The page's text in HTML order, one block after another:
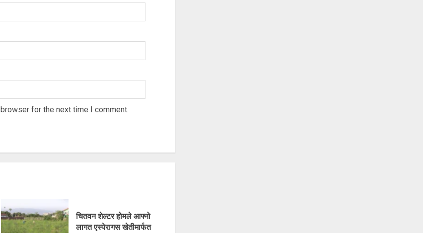
for the next time I comment.
चितवन शेल्टर होमले आफ्नो
लागत एस्पेरागस खेतीमार्फत